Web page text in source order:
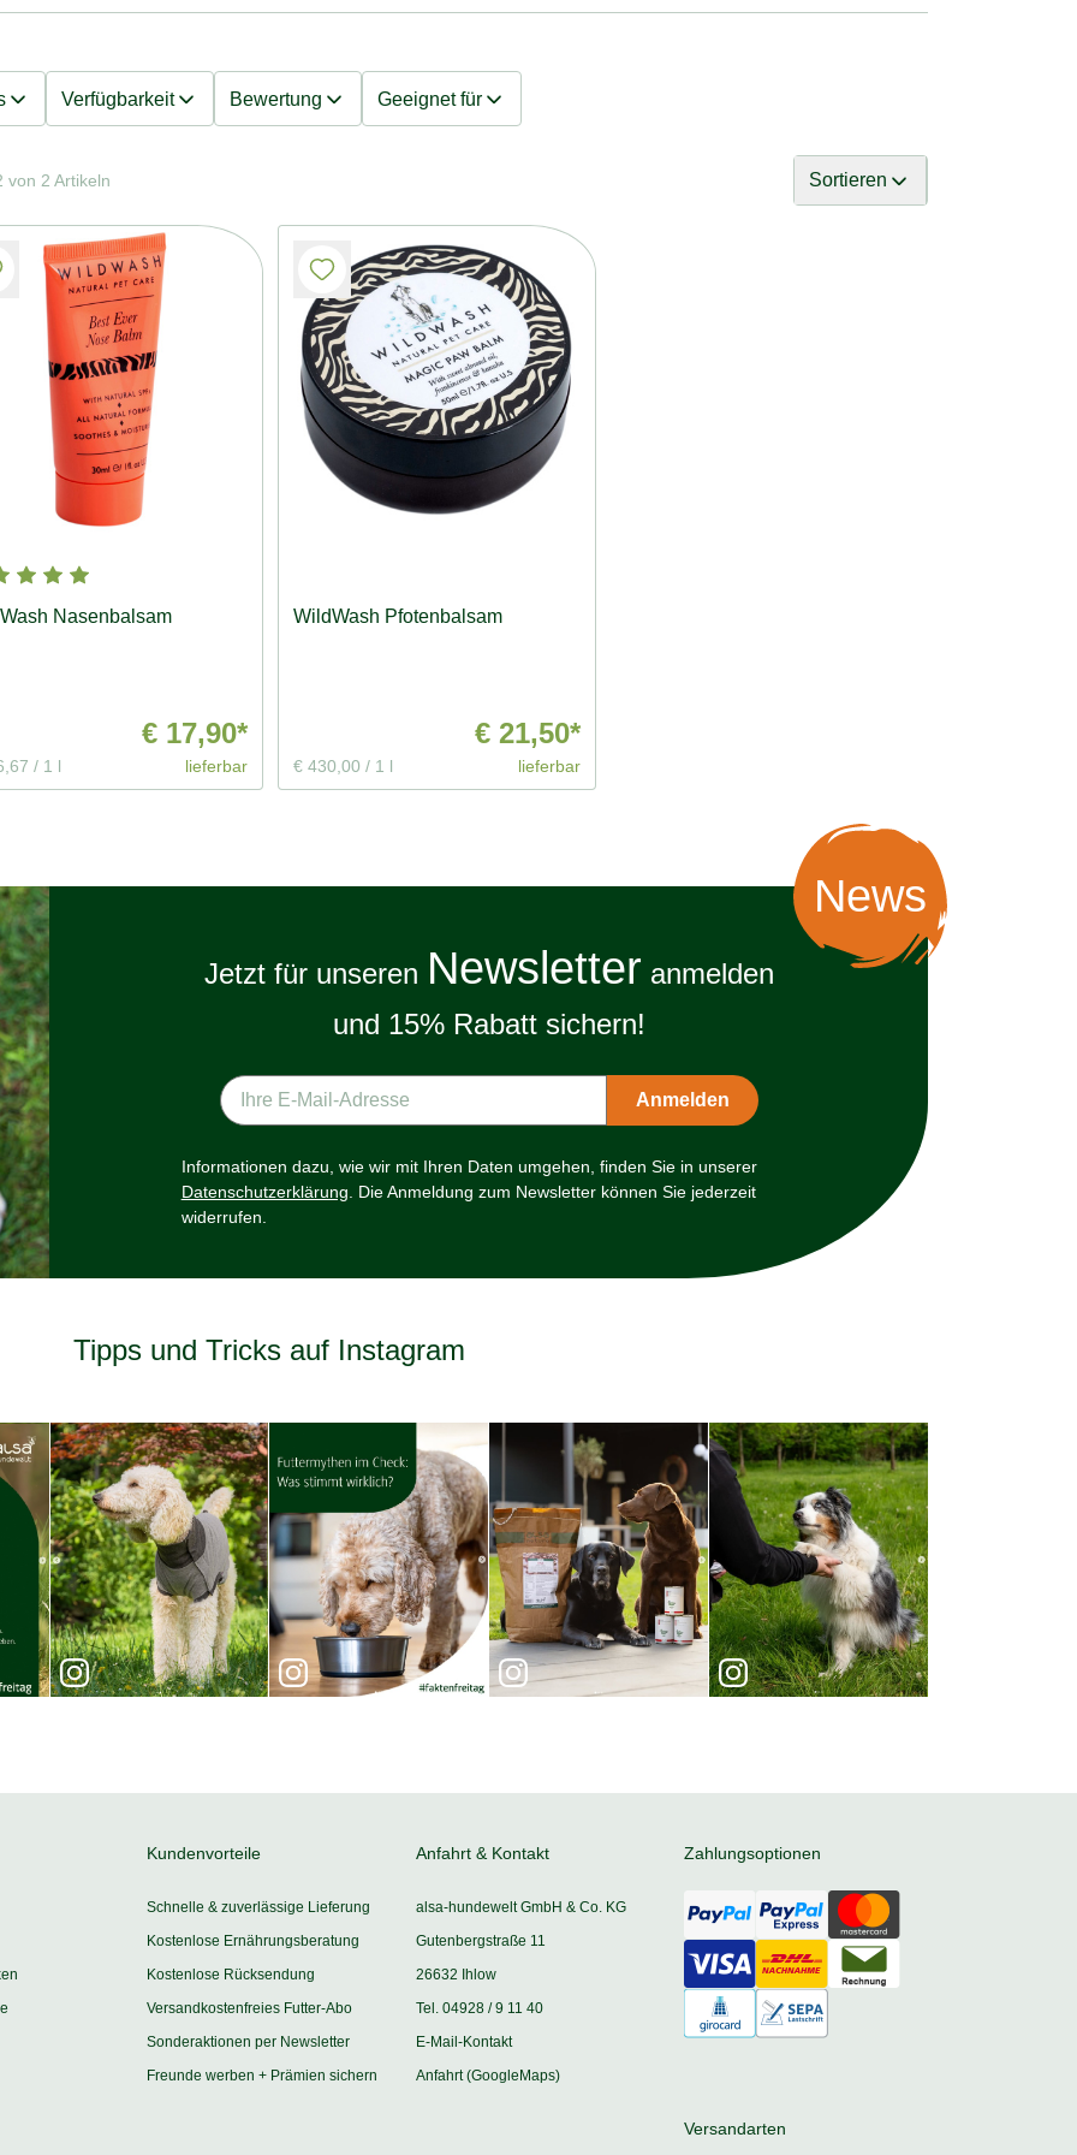
Verfügbarkeit Bewertung Geeignet für
von 2 Artikeln Sortieren
Nasenbalsam
€ 17,90*
/ 1 l lieferbar
WildWash Pfotenbalsam
€ 21,50*
€ 430,00 / 1 l lieferbar
News
Jetzt für unseren Newsletter anmelden
und 15% Rabatt sichern!
Informationen dazu, wie wir mit Ihren Daten umgehen, finden Sie in unserer
Datenschutzerklärung. Die Anmeldung zum Newsletter können Sie jederzeit
widerrufen.
Tipps und Tricks auf Instagram
Kundenvorteile
Schnelle & zuverlässige Lieferung
Kostenlose Ernährungsberatung
Kostenlose Rücksendung
Versandkostenfreies Futter-Abo
Sonderaktionen per Newsletter
Freunde werben + Prämien sichern
Anfahrt & Kontakt
alsa-hundewelt GmbH & Co. KG
Gutenbergstraße 11
26632 Ihlow
Tel. 04928 / 9 11 40
E-Mail-Kontakt
Anfahrt (GoogleMaps)
Zahlungsoptionen
Versandarten